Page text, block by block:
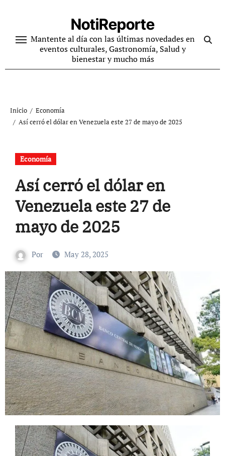
contenido
NotiReporte
Mantente al día con las últimas novedades en
eventos culturales, Gastronomía, Salud y
bienestar y mucho más
Inicio
Economía
Así cerró el dólar en Venezuela este 27 de mayo de 2025
Economía
Así cerró el dólar en
Venezuela este 27 de
mayo de 2025
Por May 28, 2025